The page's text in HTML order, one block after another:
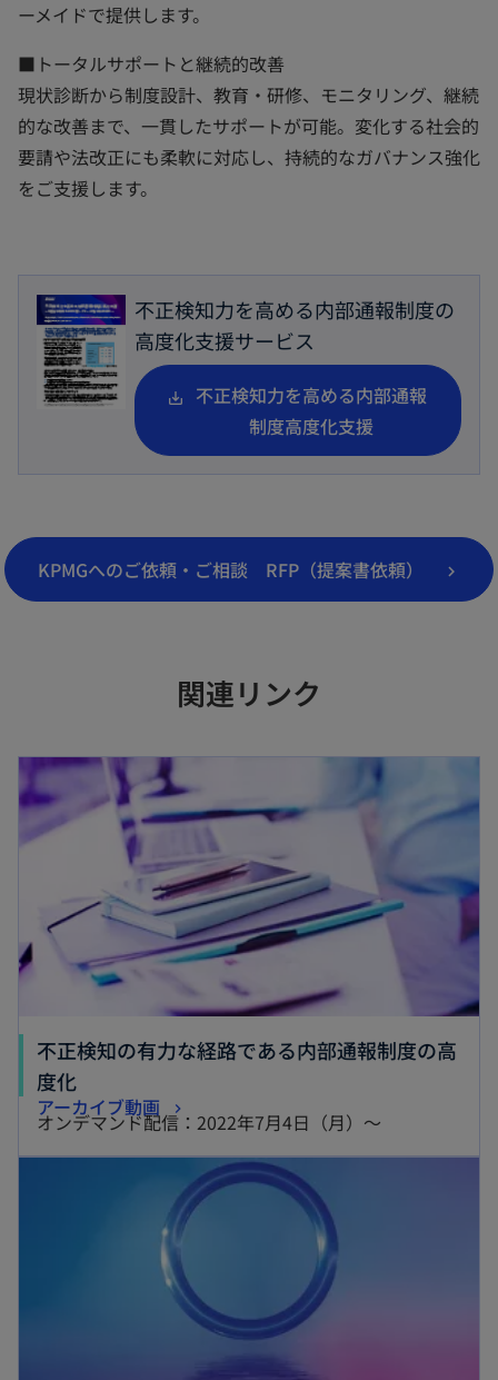
ーメイドで提供します。
■トータルサポートと継続的改善
現状診断から制度設計、教育・研修、モニタリング、継続
的な改善まで、一貫したサポートが可能。変化する社会的
要請や法改正にも柔軟に対応し、持続的なガバナンス強化
をご支援します。
不正検知力を高める内部通報制度の
高度化支援サービス
不正検知力を高める内部通報
制度高度化支援
KPMGへのご依頼・ご相談 RFP（提案書依頼）
関連リンク
不正検知の有力な経路である内部通報制度の高
度化新
し
オンデマンド配信：2022年7月4日（月）～
アーカイブ動画
し
タ
ブ
開
く
新しいタブで開く
新しいタブで開く